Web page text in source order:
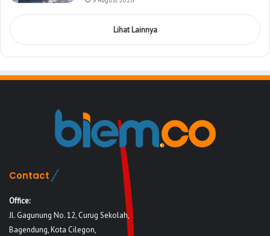
Lihat Lainnya
Contact
Office:
Jl. Gagunung No. 12, Curug Sekolah,
Bagendung, Kota Cilegon,